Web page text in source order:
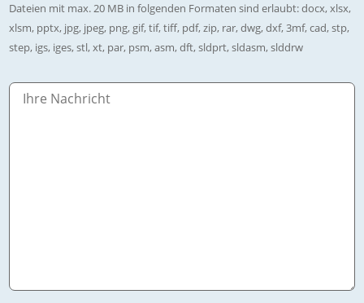
Dateien mit max. 20 MB in folgenden Formaten sind erlaubt: docx, xlsx,
xlsm, pptx, jpg, jpeg, png, gif, tif, tiff, pdf, zip, rar, dwg, dxf, 3mf, cad, stp,
step, igs, iges, stl, xt, par, psm, asm, dft, sldprt, sldasm, slddrw